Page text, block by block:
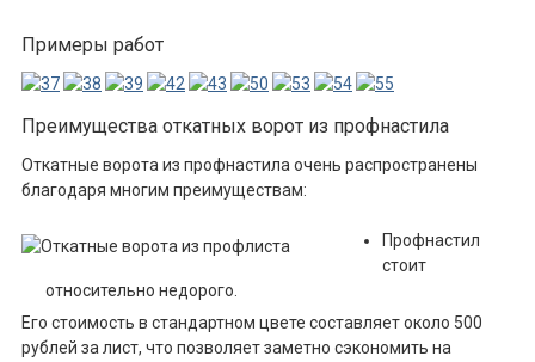
Примеры работ
Преимущества откатных ворот из профнастила
Откатные ворота из профнастила очень распространены
благодаря многим преимуществам:
Профнастил
стоит
относительно недорого.
Его стоимость в стандартном цвете составляет около 500
рублей за лист, что позволяет заметно сэкономить на